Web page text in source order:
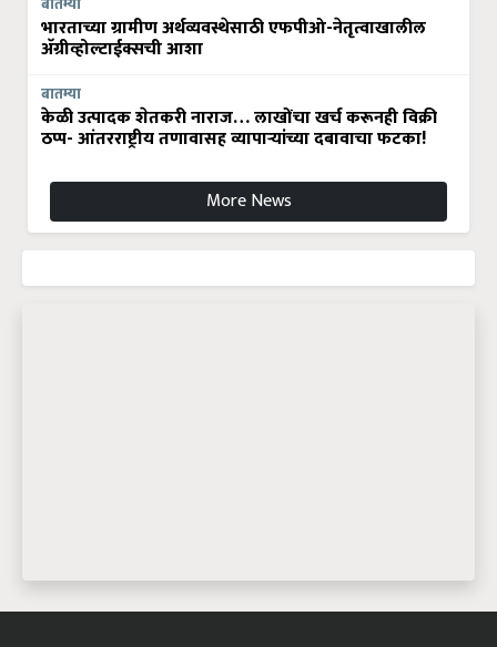
बातम्या
भारताच्या ग्रामीण अर्थव्यवस्थेसाठी एफपीओ-नेतृत्वाखालील
अ‍ॅग्रीव्होल्टाईक्सची आशा
बातम्या
केळी उत्पादक शेतकरी नाराज… लाखोंचा खर्च करूनही विक्री
ठप्प- आंतरराष्ट्रीय तणावासह व्यापाऱ्यांच्या दबावाचा फटका!
More News